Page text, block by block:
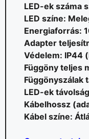
LED-ek száma
LED színe:
Energiaforrás:
Adapter
Védelem: IP44
Függöny teljes
Függönyszálak
LED-ek
Kábelhossz
Kábel színe: